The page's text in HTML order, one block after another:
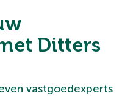
Ditters
vastgoedexperts